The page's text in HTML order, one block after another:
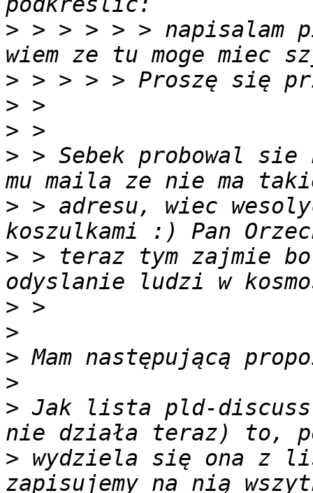
> > > > > > napisalam
>
>
>
> > Sebek probowal
> > adresu, wiec
> > teraz tym zajmie
>
>
>
>
> Jak lista pld-
> wydziela się ona z